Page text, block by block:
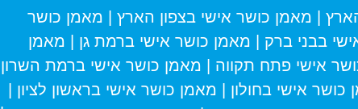
מאמן כושר אישי בצפון הארץ
מאמן כושר
בבני ברק מאמן כושר אישי ברמת גן
מאמן
אישי פתח תקווה
מאמן כושר אישי ברמת השרון
כושר אישי בחולון מאמן כושר אישי בראשון לציון